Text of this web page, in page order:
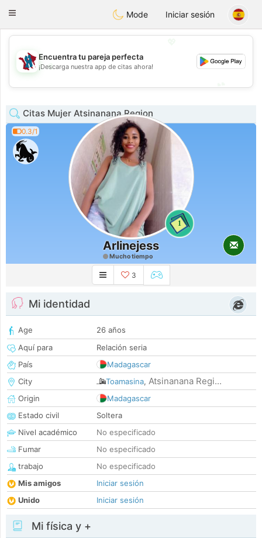
JTaimerais
Toggle
Mode Iniciar sesión
💖
💕
Encuentra tu pareja perfecta
¡Descarga nuestra app de citas ahora!
Citas Mujer Atsinanana Region
0.3/1
1
Arlinejess
Mucho tiempo
3
Mi identidad
Age
26 años
Aquí para
Relación seria
País
Madagascar
City
Toamasina, Atsinanana Regi...
Origin
Madagascar
Estado civil
Soltera
Nivel académico
No especificado
Fumar
No especificado
trabajo
No especificado
Mis amigos
Iniciar sesión
Unido
Iniciar sesión
Mi física y +